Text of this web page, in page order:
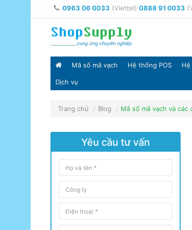
0963 06 0033 (Viettel) 0888 91 0033
Mã số mã vạch Hệ thống POS
Dịch vụ
Trang chủ Blog Mã số mã vạch và
Yêu cầu tư vấn